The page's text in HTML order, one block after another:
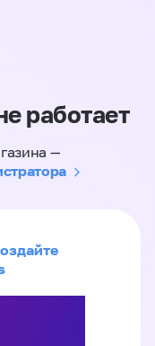
работает
—